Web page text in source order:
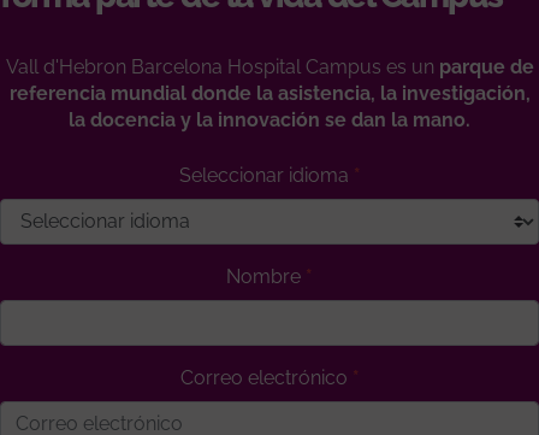
Vall d'Hebron Barcelona Hospital Campus es un parque de
referencia mundial donde la asistencia, la investigación,
la docencia y la innovación se dan la mano.
Seleccionar idioma
Nombre
Correo electrónico